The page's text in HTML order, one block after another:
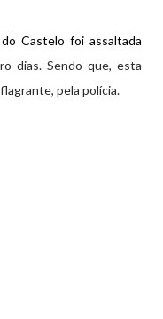
Castelo foi assaltada
dias. Sendo que, esta
pela polícia.